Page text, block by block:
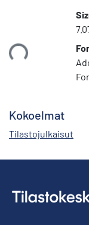
Kokoelmat
Tilastojulkaisut